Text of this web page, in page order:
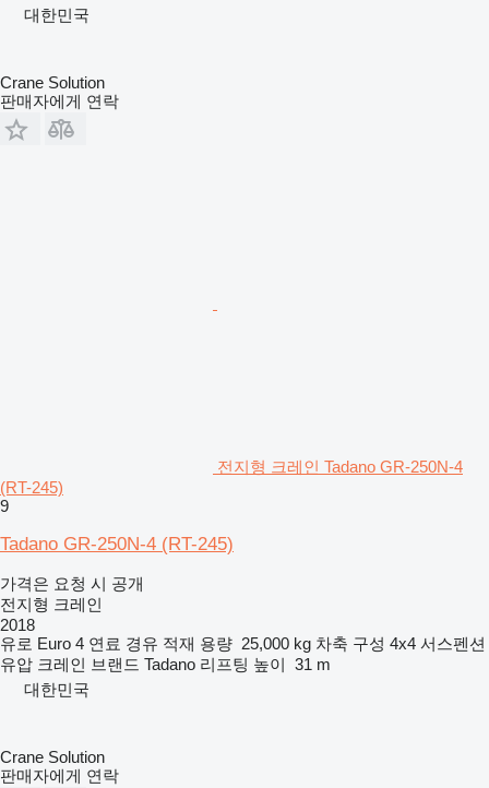
대한민국
Crane Solution
판매자에게 연락
전지형 크레인 Tadano GR-250N-4
(RT-245)
9
Tadano GR-250N-4 (RT-245)
가격은 요청 시 공개
전지형 크레인
2018
유로 Euro 4 연료 경유 적재 용량 25,000 kg 차축 구성 4x4 서스펜션
유압 크레인 브랜드 Tadano 리프팅 높이 31 m
대한민국
Crane Solution
판매자에게 연락